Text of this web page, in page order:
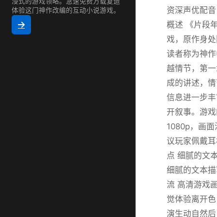
体验这门神作改编的互动小说游戏。
资深声优配
概述 《片段
戏，原作身
读者称为神
越情节，第
成的讲述，
信息进一步
开叙事。游
1080p，画
议玩家佩戴
点 细腻的文
细腻的文本
流 高清游戏
觉体验离开
演生动自然